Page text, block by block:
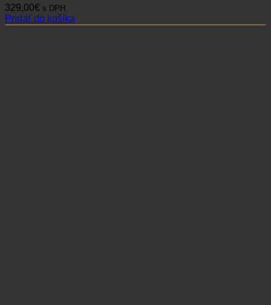
329,00€ s DPH
Pridať do košíka